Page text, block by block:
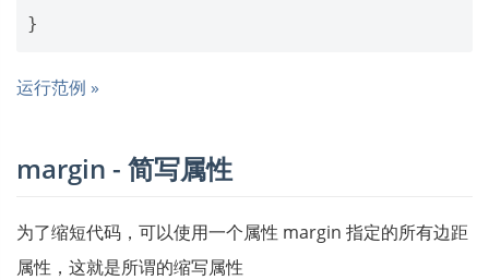
}
运行范例 »
margin - 简写属性
为了缩短代码，可以使用一个属性 margin 指定的所有边距
属性，这就是所谓的缩写属性